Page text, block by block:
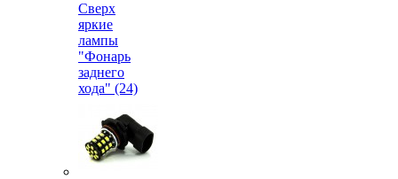
Сверх
яркие
лампы
"Фонарь
заднего
хода" (24)